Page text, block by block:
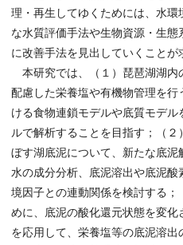
理・再生してゆくためには、水
な水質評価手法や生物資源・生
に改善手法を見出していくことが
本研究では、（１）琵琶湖湖内
配慮した栄養塩や有機物管理を
ける食物連鎖モデルや底質モデ
ルで解析することを目指す；（
ぼす湖底泥について、新たな底
水の成分分析、底泥溶出や底泥
境因子との連動関係を検討する
めに、底泥の酸化還元状態を変化
を応用して、栄養塩等の底泥溶